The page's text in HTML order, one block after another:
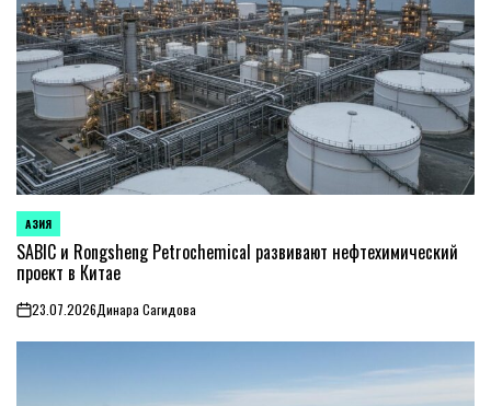
ОПУБЛИКОВАНО
В
АЗИЯ
SABIC и Rongsheng Petrochemical развивают нефтехимический
проект в Китае
on23.07.2026Динара Сагидова